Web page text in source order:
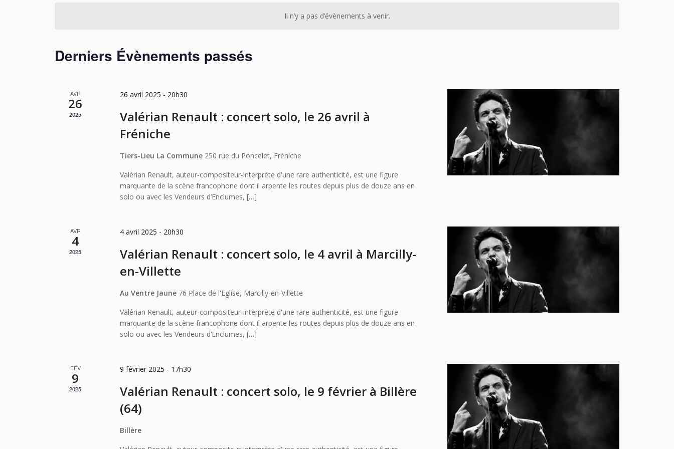
Il n’y a pas d’évènements à venir.
Derniers Évènements passés
AVR
26
2025
26 avril 2025 - 20h30
Valérian Renault : concert solo, le 26 avril à
Fréniche
Tiers-Lieu La Commune 250 rue du Poncelet, Fréniche
Valérian Renault, auteur-compositeur-interprète d'une rare authenticité, est une figure
marquante de la scène francophone dont il arpente les routes depuis plus de douze ans en
solo ou avec les Vendeurs d’Enclumes, […]
AVR
4
2025
4 avril 2025 - 20h30
Valérian Renault : concert solo, le 4 avril à Marcilly-
en-Villette
Au Ventre Jaune 76 Place de l'Eglise, Marcilly-en-Villette
Valérian Renault, auteur-compositeur-interprète d'une rare authenticité, est une figure
marquante de la scène francophone dont il arpente les routes depuis plus de douze ans en
solo ou avec les Vendeurs d’Enclumes, […]
FÉV
9
2025
9 février 2025 - 17h30
Valérian Renault : concert solo, le 9 février à Billère
(64)
Billère